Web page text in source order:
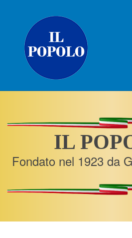
IL
Fondato nel 1923 da